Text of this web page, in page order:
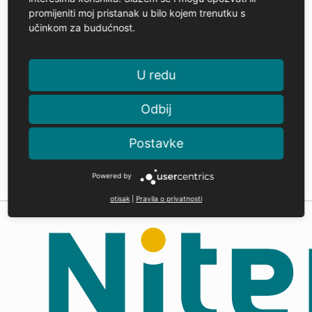
promijeniti moj pristanak u bilo kojem trenutku s
učinkom za budućnost.
U redu
Odbij
Postavke
Powered by
otisak Pravila o privatnosti